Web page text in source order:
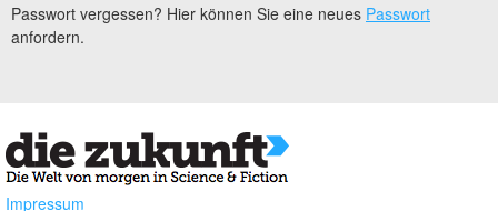
Passwort vergessen? Hier können Sie eine neues Passwort
anfordern.
Impressum